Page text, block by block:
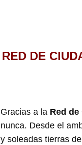
RED DE
Gracias a la Red de
nunca. Desde el
y soleadas tierras